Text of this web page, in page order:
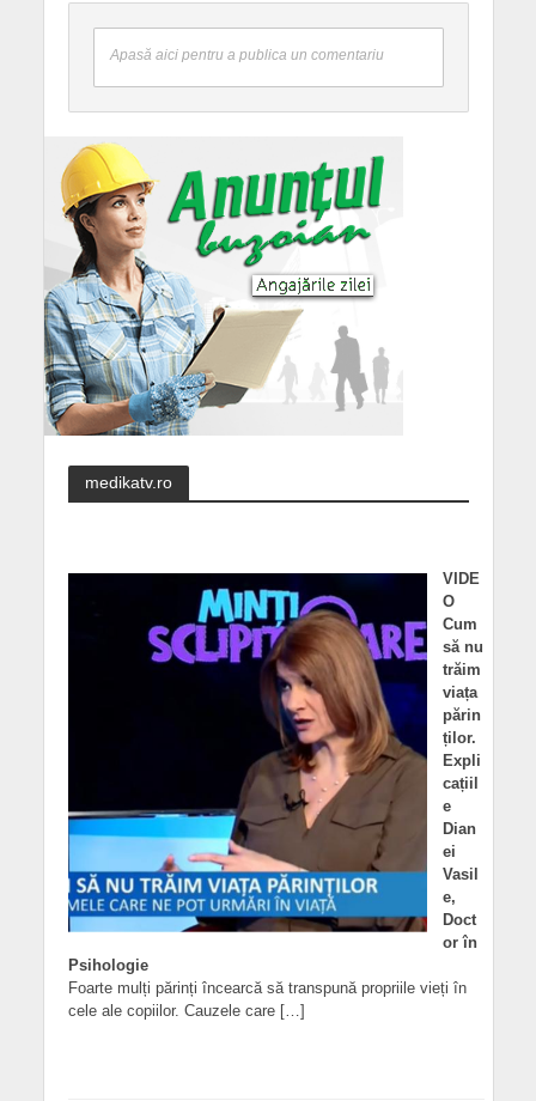
Apasă aici pentru a publica un comentariu
medikatv.ro
VIDE
O
Cum
să nu
trăim
viața
părin
ților.
Expli
cațiil
e
Dian
ei
Vasil
e,
Doct
or în
Psihologie
Foarte mulți părinți încearcă să transpună propriile vieți în
cele ale copiilor. Cauzele care […]